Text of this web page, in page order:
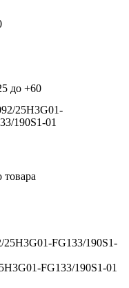
до +60
25H3G01-
190S1-01
FG133/190S1-01